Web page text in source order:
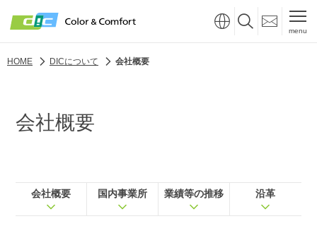
menu
HOME DICについて 会社概要
会社概要
会社概要 国内事業所 業績等の推移 沿革